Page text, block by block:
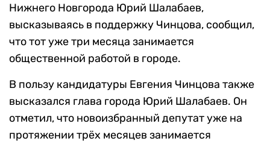
Нижнего Новгорода Юрий Шалабаев,
высказываясь в поддержку Чинцова, сообщил,
что тот уже три месяца занимается
общественной работой в городе.
В пользу кандидатуры Евгения Чинцова также
высказался глава города Юрий Шалабаев. Он
отметил, что новоизбранный депутат уже на
протяжении трёх месяцев занимается